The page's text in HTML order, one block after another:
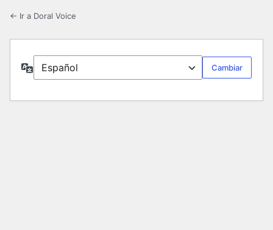
← Ir a Doral Voice
Idioma